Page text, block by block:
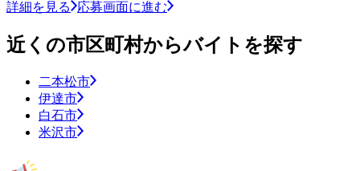
詳細を見る 応募画面に進む
近くの市区町村からバイトを探す
二本松市
伊達市
白石市
米沢市